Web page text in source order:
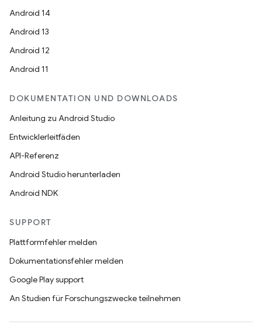
Android 14
Android 13
Android 12
Android 11
DOKUMENTATION UND DOWNLOADS
Anleitung zu Android Studio
Entwicklerleitfäden
API-Referenz
Android Studio herunterladen
Android NDK
SUPPORT
Plattformfehler melden
Dokumentationsfehler melden
Google Play support
An Studien für Forschungszwecke teilnehmen